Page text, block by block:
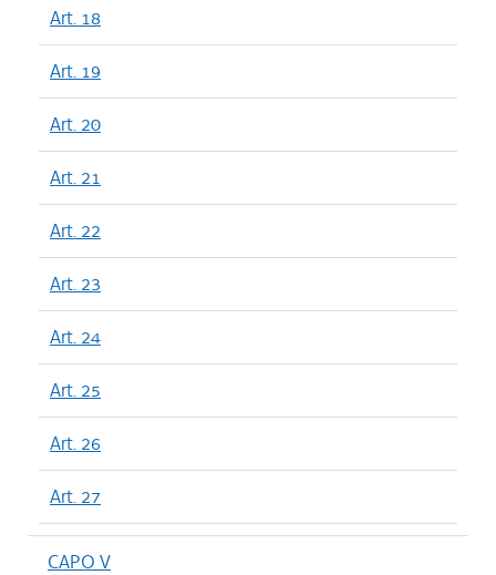
Art. 18
Art. 19
Art. 20
Art. 21
Art. 22
Art. 23
Art. 24
Art. 25
Art. 26
Art. 27
CAPO V